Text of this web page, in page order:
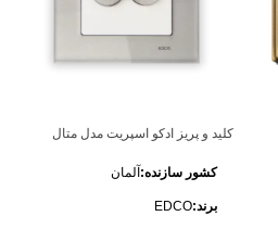
کلید و پریز ادکو اسپریت مدل متال
کشور سازنده: آلمان
برند:EDCO